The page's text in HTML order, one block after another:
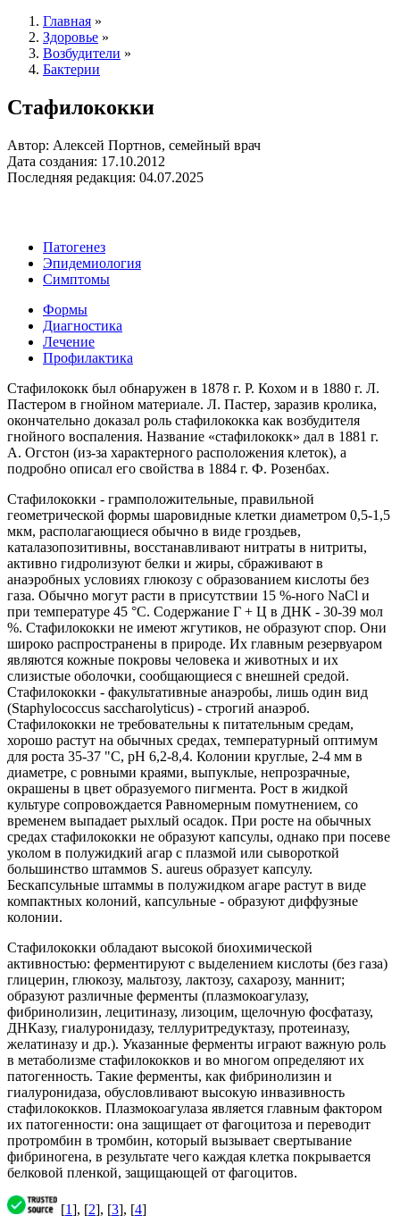
Главная »
Здоровье »
Возбудители »
Бактерии
Стафилококки
Автор: Алексей Портнов, семейный врач
Дата создания: 17.10.2012
Последняя редакция: 04.07.2025
Патогенез
Эпидемиология
Симптомы
Формы
Диагностика
Лечение
Профилактика
Стафилококк был обнаружен в 1878 г. Р. Кохом и в 1880 г. Л.
Пастером в гнойном материале. Л. Пастер, заразив кролика,
окончательно доказал роль стафилококка как возбудителя
гнойного воспаления. Название «стафилококк» дал в 1881 г.
А. Огстон (из-за характерного расположения клеток), а
подробно описал его свойства в 1884 г. Ф. Розенбах.
Стафилококки - грамположительные, правильной
геометрической формы шаровидные клетки диаметром 0,5-1,5
мкм, располагающиеся обычно в виде гроздьев,
каталазопозитивны, восстанавливают нитраты в нитриты,
активно гидролизуют белки и жиры, сбраживают в
анаэробных условиях глюкозу с образованием кислоты без
газа. Обычно могут расти в присутствии 15 %-ного NaCl и
при температуре 45 °С. Содержание Г + Ц в ДНК - 30-39 мол
%. Стафилококки не имеют жгутиков, не образуют спор. Они
широко распространены в природе. Их главным резервуаром
являются кожные покровы человека и животных и их
слизистые оболочки, сообщающиеся с внешней средой.
Стафилококки - факультативные анаэробы, лишь один вид
(Staphylococcus saccharolyticus) - строгий анаэроб.
Стафилококки не требовательны к питательным средам,
хорошо растут на обычных средах, температурный оптимум
для роста 35-37 "С, рН 6,2-8,4. Колонии круглые, 2-4 мм в
диаметре, с ровными краями, выпуклые, непрозрачные,
окрашены в цвет образуемого пигмента. Рост в жидкой
культуре сопровождается Равномерным помутнением, со
временем выпадает рыхлый осадок. При росте на обычных
средах стафилококки не образуют капсулы, однако при посеве
уколом в полужидкий агар с плазмой или сывороткой
большинство штаммов S. aureus образует капсулу.
Бескапсульные штаммы в полужидком агаре растут в виде
компактных колоний, капсульные - образуют диффузные
колонии.
Стафилококки обладают высокой биохимической
активностью: ферментируют с выделением кислоты (без газа)
глицерин, глюкозу, мальтозу, лактозу, сахарозу, маннит;
образуют различные ферменты (плазмокоагулазу,
фибринолизин, лецитиназу, лизоцим, щелочную фосфатазу,
ДНКазу, гиалуронидазу, теллуритредуктазу, протеиназу,
желатиназу и др.). Указанные ферменты играют важную роль
в метаболизме стафилококков и во многом определяют их
патогенность. Такие ферменты, как фибринолизин и
гиалуронидаза, обусловливают высокую инвазивность
стафилококков. Плазмокоагулаза является главным фактором
их патогенности: она защищает от фагоцитоза и переводит
протромбин в тромбин, который вызывает свертывание
фибриногена, в результате чего каждая клетка покрывается
белковой пленкой, защищающей от фагоцитов.
[1], [2], [3], [4]